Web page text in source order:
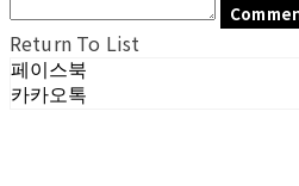
Return To List
페이스북
카카오톡